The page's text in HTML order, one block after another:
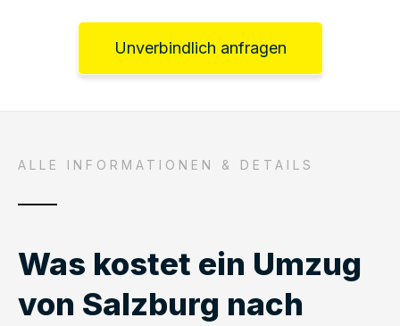
Unverbindlich anfragen
ALLE INFORMATIONEN & DETAILS
Was kostet ein Umzug
von Salzburg nach